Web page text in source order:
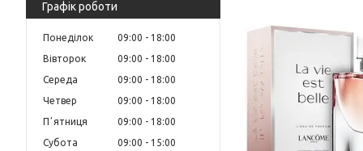
Графік роботи
Понеділок 09:00
18:00
Вівторок
09:00
18:00
Середа
09:00
18:00
Четвер
09:00
18:00
Пʼятниця
09:00
18:00
Субота
09:00
15:00